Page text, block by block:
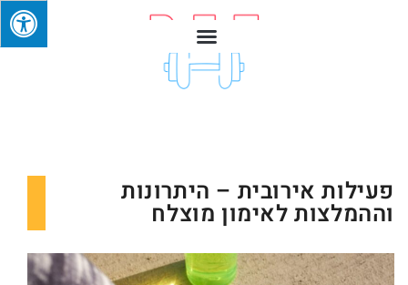
פעילות אירובית – היתרונות
וההמלצות לאימון מוצלח